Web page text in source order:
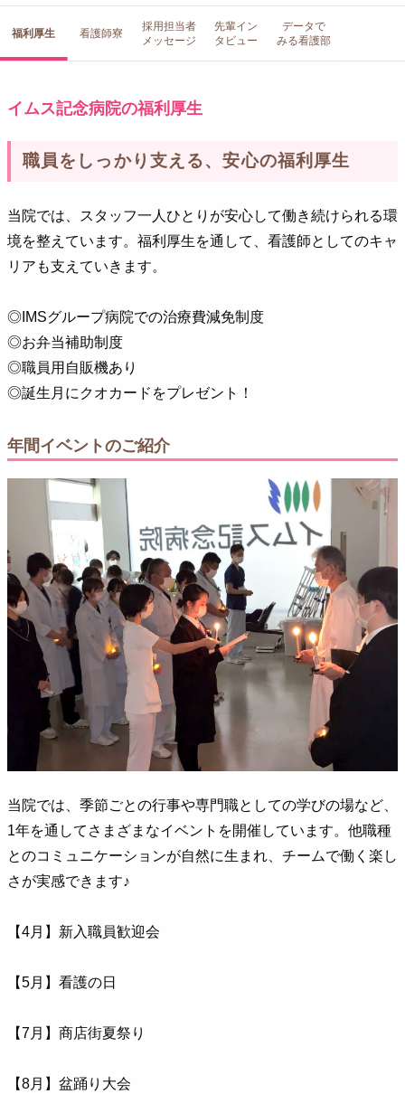
福利厚生 看護師寮
採用担当者
メッセージ
先輩イン
タビュー
データで
みる看護部
イムス記念病院の福利厚生
職員をしっかり支える、安心の福利厚生
当院では、スタッフ一人ひとりが安心して働き続けられる環
境を整えています。福利厚生を通して、看護師としてのキャ
リアも支えていきます。
◎IMSグループ病院での治療費減免制度
◎お弁当補助制度
◎職員用自販機あり
◎誕生月にクオカードをプレゼント！
年間イベントのご紹介
当院では、季節ごとの行事や専門職としての学びの場など、
1年を通してさまざまなイベントを開催しています。他職種
とのコミュニケーションが自然に生まれ、チームで働く楽し
さが実感できます♪
【4月】新入職員歓迎会
【5月】看護の日
【7月】商店街夏祭り
【8月】盆踊り大会